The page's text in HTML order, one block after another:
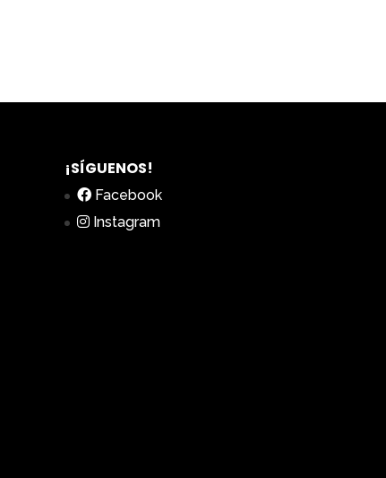
¡SÍGUENOS!
Facebook
Instagram